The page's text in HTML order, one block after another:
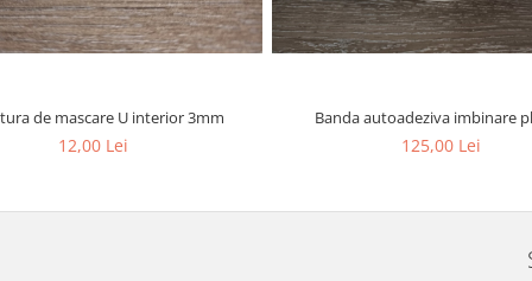
de mascare U interior 3mm
12,00 Lei
Banda autoadeziva imbinare
125,00 Lei